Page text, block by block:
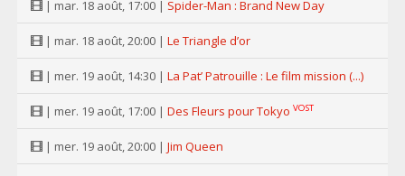
| mar. 18 août, 17:00 | Spider-Man : Brand New Day
| mar. 18 août, 20:00 | Le Triangle d’or
| mer. 19 août, 14:30 | La Pat’ Patrouille : Le film mission (...)
| mer. 19 août, 17:00 | Des Fleurs pour Tokyo VOST
| mer. 19 août, 20:00 | Jim Queen